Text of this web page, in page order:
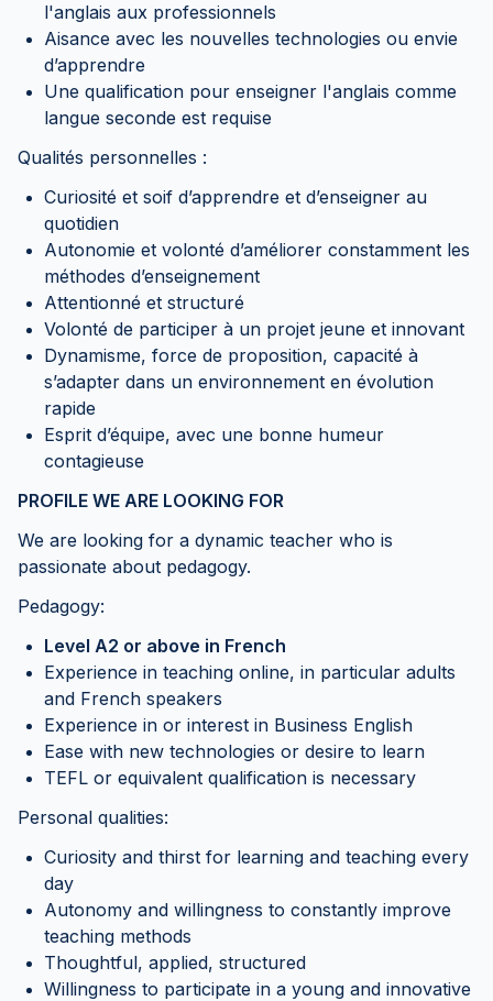
l'anglais aux professionnels
Aisance avec les nouvelles technologies ou envie
d’apprendre
Une qualification pour enseigner l'anglais comme
langue seconde est requise
Qualités personnelles :
Curiosité et soif d’apprendre et d’enseigner au
quotidien
Autonomie et volonté d’améliorer constamment les
méthodes d’enseignement
Attentionné et structuré
Volonté de participer à un projet jeune et innovant
Dynamisme, force de proposition, capacité à
s’adapter dans un environnement en évolution
rapide
Esprit d’équipe, avec une bonne humeur
contagieuse
PROFILE WE ARE LOOKING FOR
We are looking for a dynamic teacher who is
passionate about pedagogy.
Pedagogy:
Level A2 or above in French
Experience in teaching online, in particular adults
and French speakers
Experience in or interest in Business English
Ease with new technologies or desire to learn
TEFL or equivalent qualification is necessary
Personal qualities:
Curiosity and thirst for learning and teaching every
day
Autonomy and willingness to constantly improve
teaching methods
Thoughtful, applied, structured
Willingness to participate in a young and innovative